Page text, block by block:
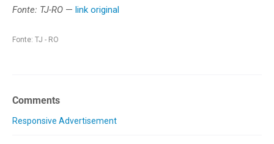
Fonte: TJ-RO — link original
Fonte: TJ - RO
Comments
Responsive Advertisement